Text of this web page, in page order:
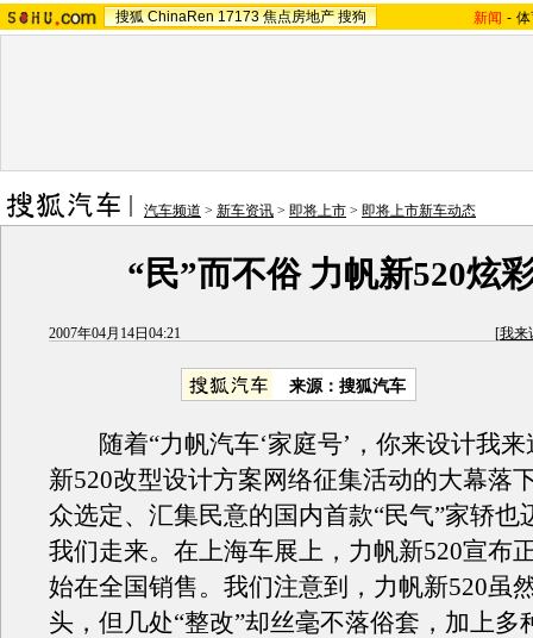
搜狐 ChinaRen 17173 焦点房地产 搜狗 新闻 -
汽车频道 > 新车资讯 > 即将上市 > 即将上市新车动态
“民”而不俗 力帆新520炫
2007年04月14日04:21 [我来
来源：搜狐汽车
随着“力帆汽车‘家庭号’，你来设计我
新520改型设计方案网络征集活动的大幕落
众选定、汇集民意的国内首款“民气”家轿也
我们走来。在上海车展上，力帆新520宣布
始在全国销售。我们注意到，力帆新520虽
头，但几处“整改”却丝毫不落俗套，加上多